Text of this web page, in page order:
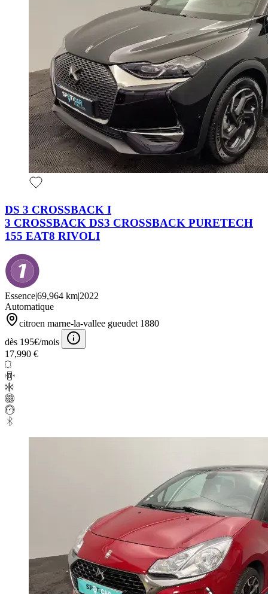
DS 3 CROSSBACK I
3 CROSSBACK DS3 CROSSBACK PURETECH
155 EAT8 RIVOLI
Essence|69,964 km|2022
Automatique
citroen marne-la-vallee gueudet 1880
dès 195€/mois
17,990 €